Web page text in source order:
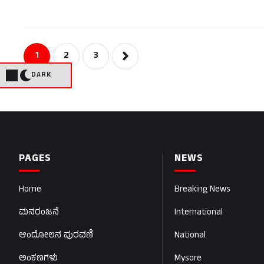
DARK
1 2 3
PAGES
Home
ಮನರಂಜನೆ
ಆಂದೋಲನ ಪುರವಣಿ
ಅಂಕಣಗಳು
NEWS
Breaking News
International
National
Mysore